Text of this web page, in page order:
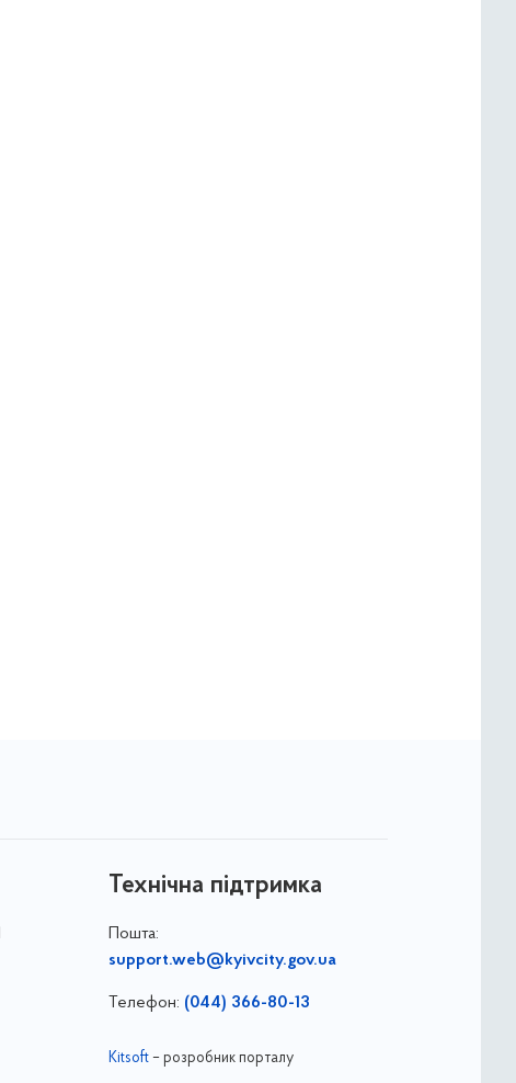
Технічна підтримка
Пошта:
support.web@kyivcity.gov.ua
Телефон: (044) 366-80-13
Kitsoft– розробник порталу